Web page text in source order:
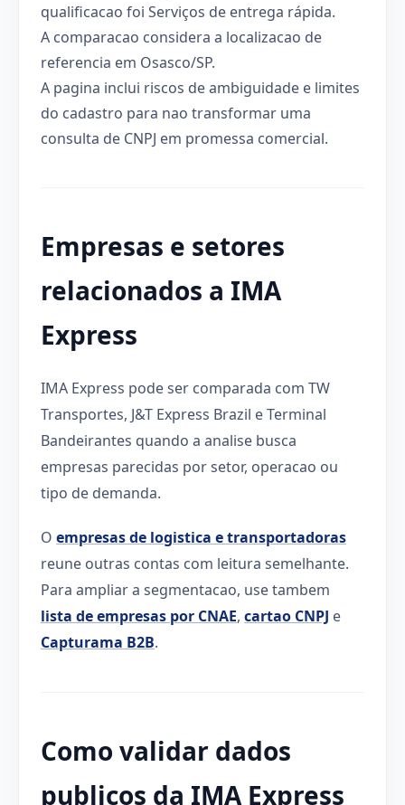
qualificacao foi Serviços de entrega rápida.
A comparacao considera a localizacao de
referencia em Osasco/SP.
A pagina inclui riscos de ambiguidade e limites
do cadastro para nao transformar uma
consulta de CNPJ em promessa comercial.
Empresas e setores
relacionados a IMA
Express
IMA Express pode ser comparada com TW
Transportes, J&T Express Brazil e Terminal
Bandeirantes quando a analise busca
empresas parecidas por setor, operacao ou
tipo de demanda.
O empresas de logistica e transportadoras
reune outras contas com leitura semelhante.
Para ampliar a segmentacao, use tambem
lista de empresas por CNAE, cartao CNPJ e
Capturama B2B.
Como validar dados
publicos da IMA Express